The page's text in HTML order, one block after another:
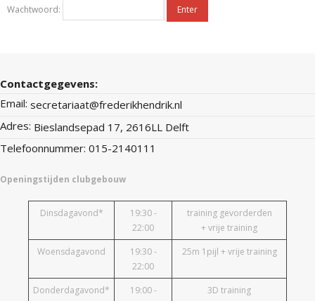
Wachtwoord:
Contactgegevens:
Email: secretariaat@frederikhendrik.nl
Adres: Bieslandsepad 17, 2616LL Delft
Telefoonnummer: 015-2140111
Openingstijden clubgebouw
Dinsdagavond*
19:30 -
22:00
training gevorderden
+ vrije training
Woensdagavond
19:30 -
22:00
25m 1pijl + vrije training
Donderdagavond*
19:00 -
3D training